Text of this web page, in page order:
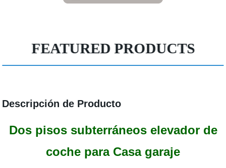
FEATURED PRODUCTS
Descripción de Producto
Dos pisos subterráneos elevador de
coche para Casa garaje